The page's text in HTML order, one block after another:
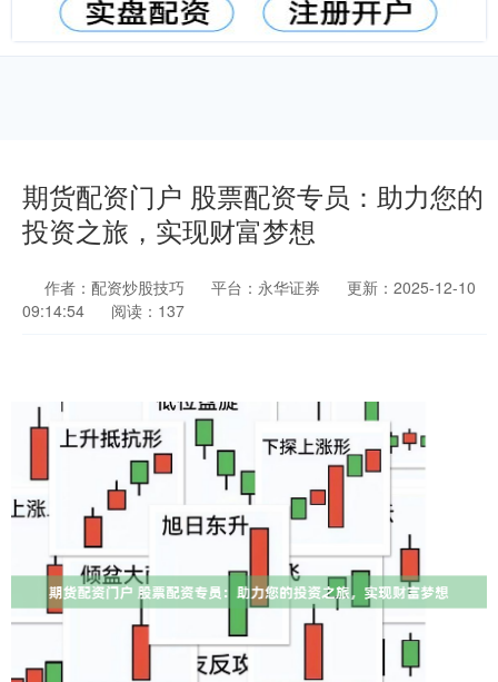
期货配资门户 股票配资专员：助力您的
投资之旅，实现财富梦想
作者：配资炒股技巧 平台：永华证券
更新：2025-12-10
09:14:54
阅读：137